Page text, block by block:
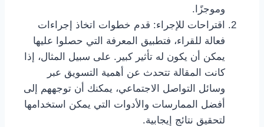
وموجزًا.
اقتراحات للإجراء: قدم خطوات اتخاذ إجراءات
فعالة للقراء، فتطبيق المعرفة التي حصلوا عليها
يمكن أن يكون له تأثير كبير. على سبيل المثال، إذا
كانت المقالة تتحدث عن أهمية التسويق عبر
وسائل التواصل الاجتماعي، يمكنك أن توجههم إلى
أفضل الممارسات والأدوات التي يمكن استخدامها
لتحقيق نتائج إيجابية.